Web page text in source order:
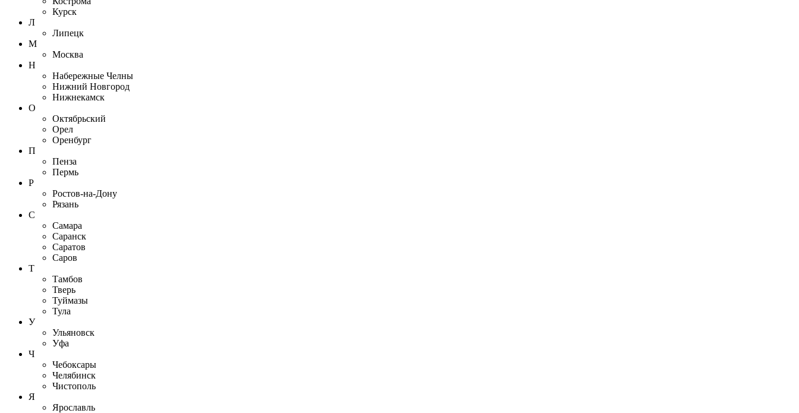
Курск
Л
Липецк
М
Москва
Н
Набережные Челны
Нижний Новгород
Нижнекамск
О
Октябрьский
Орел
Оренбург
П
Пенза
Пермь
Р
Ростов-на-Дону
Рязань
С
Самара
Саранск
Саратов
Саров
Т
Тамбов
Тверь
Туймазы
Тула
У
Ульяновск
Уфа
Ч
Чебоксары
Челябинск
Чистополь
Я
Ярославль